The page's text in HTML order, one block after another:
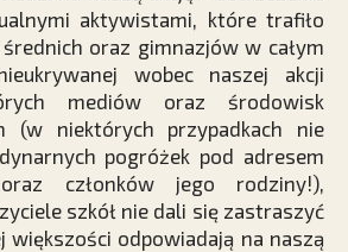
aktywistami, które trafiło
oraz gimnazjów w całym
wobec naszej akcji
mediów oraz środowisk
(w niektórych przypadkach nie
pogróżek pod adresem
członków jego rodziny!),
szkół nie dali się zastraszyć
większości odpowiadają na naszą